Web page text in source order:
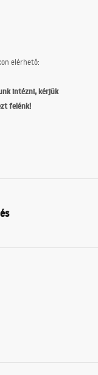
elérhető:
intézni, kérjük
felénk!